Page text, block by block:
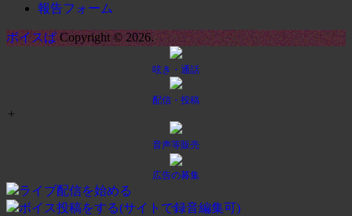
報告フォーム
ボイスぱCopyright © 2026.
呟き・通話
配信・投稿
+
音声等販売
広告の募集
ライブ配信を始める
ボイス投稿をする(サイトで録音編集可)